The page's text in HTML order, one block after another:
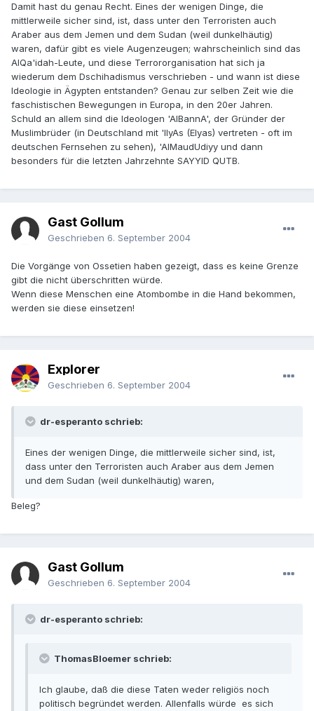
Damit hast du genau Recht. Eines der wenigen Dinge, die
mittlerweile sicher sind, ist, dass unter den Terroristen auch
Araber aus dem Jemen und dem Sudan (weil dunkelhäutig)
waren, dafür gibt es viele Augenzeugen; wahrscheinlich sind das
AlQa'idah-Leute, und diese Terrororganisation hat sich ja
wiederum dem Dschihadismus verschrieben - und wann ist diese
Ideologie in Ägypten entstanden? Genau zur selben Zeit wie die
faschistischen Bewegungen in Europa, in den 20er Jahren.
Schuld an allem sind die Ideologen 'AlBannA', der Gründer der
Muslimbrüder (in Deutschland mit 'IlyAs (Elyas) vertreten - oft im
deutschen Fernsehen zu sehen), 'AlMaudUdiyy und dann
besonders für die letzten Jahrzehnte SAYYID QUTB.
Gast Gollum
Geschrieben 6. September 2004
Die Vorgänge von Ossetien haben gezeigt, dass es keine Grenze
gibt die nicht überschritten würde.
Wenn diese Menschen eine Atombombe in die Hand bekommen,
werden sie diese einsetzen!
Explorer
Geschrieben 6. September 2004
dr-esperanto schrieb:
Eines der wenigen Dinge, die mittlerweile sicher sind, ist,
dass unter den Terroristen auch Araber aus dem Jemen
und dem Sudan (weil dunkelhäutig) waren,
Beleg?
Gast Gollum
Geschrieben 6. September 2004
dr-esperanto schrieb:
ThomasBloemer schrieb:
Ich glaube, daß die diese Taten weder religiös noch
politisch begründet werden. Allenfalls würde es sich